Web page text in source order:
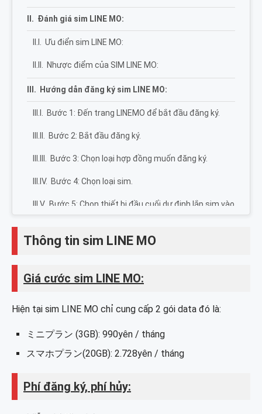
Đánh giá sim LINE MO:
Ưu điển sim LINE MO:
Nhược điểm của SIM LINE MO:
Hướng dẫn đăng ký sim LINE MO:
Bước 1: Đến trang LINEMO để bắt đầu đăng ký.
Bước 2: Bắt đầu đăng ký.
Bước 3: Chọn loại hợp đồng muốn đăng ký.
Bước 4: Chọn loại sim.
Bước 5: Chọn thiết bị đầu cuối dự định lắp sim vào
để sử dụng.
Bước 6: Nhấn vào サービス選択に進む để đến
Bước 7: Chọn gói data tốc độ cao hàng tháng.
gọi thoại, chuyển tiếp cuộc gọi.
Bước 10: Tùy chọn đăng ký dịch vụ mở rộng.
Bước 11: Điền thông tin để chuyển mạng.
Thông tin sim LINE MO
Giá cước sim LINE MO:
Hiện tại sim LINE MO chỉ cung cấp 2 gói data đó là:
ミニプラン (3GB): 990yên / tháng
スマホプラン(20GB): 2.728yên / tháng
Phí đăng ký, phí hủy: